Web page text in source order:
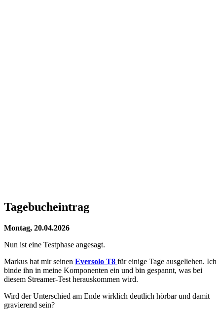
Tagebucheintrag
Montag, 20.04.2026
Nun ist eine Testphase angesagt.
Markus hat mir seinen Eversolo T8 für einige Tage ausgeliehen. Ich
binde ihn in meine Komponenten ein und bin gespannt, was bei
diesem Streamer-Test herauskommen wird.
Wird der Unterschied am Ende wirklich deutlich hörbar und damit
gravierend sein?